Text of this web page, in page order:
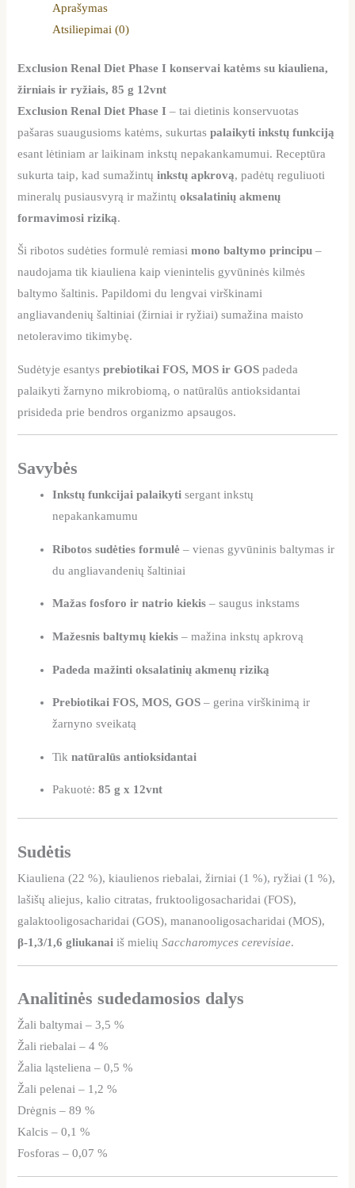
Aprašymas
Atsiliepimai (0)
Exclusion Renal Diet Phase I konservai katėms su kiauliena,
žirniais ir ryžiais, 85 g 12vnt
Exclusion Renal Diet Phase I – tai dietinis konservuotas
pašaras suaugusioms katėms, sukurtaspalaikyti inkstų funkciją
esant lėtiniam ar laikinam inkstų nepakankamumui. Receptūra
sukurta taip, kad sumažintųinkstų apkrovą, padėtų reguliuoti
mineralų pusiausvyrą ir mažintųoksalatinių akmenų
formavimosi riziką.
Ši ribotos sudėties formulė remiasimono baltymo principu –
naudojama tik kiauliena kaip vienintelis gyvūninės kilmės
baltymo šaltinis. Papildomi du lengvai virškinami
angliavandenių šaltiniai (žirniai ir ryžiai) sumažina maisto
netoleravimo tikimybę.
Sudėtyje esantysprebiotikai FOS, MOS ir GOS padeda
palaikyti žarnyno mikrobiomą, o natūralūs antioksidantai
prisideda prie bendros organizmo apsaugos.
Savybės
Inkstų funkcijai palaikyti sergant inkstų
nepakankamumu
Ribotos sudėties formulė – vienas gyvūninis baltymas ir
du angliavandenių šaltiniai
Mažas fosforo ir natrio kiekis – saugus inkstams
Mažesnis baltymų kiekis – mažina inkstų apkrovą
Padeda mažinti oksalatinių akmenų riziką
Prebiotikai FOS, MOS, GOS – gerina virškinimą ir
žarnyno sveikatą
Tiknatūralūs antioksidantai
Pakuotė:85 g x 12vnt
Sudėtis
Kiauliena (22 %), kiaulienos riebalai, žirniai (1 %), ryžiai (1 %),
lašišų aliejus, kalio citratas, fruktooligosacharidai (FOS),
galaktooligosacharidai (GOS), mananooligosacharidai (MOS),
β-1,3/1,6 gliukanai iš mieliųSaccharomyces cerevisiae.
Analitinės sudedamosios dalys
Žali baltymai – 3,5 %
Žali riebalai – 4 %
Žalia ląsteliena – 0,5 %
Žali pelenai – 1,2 %
Drėgnis – 89 %
Kalcis – 0,1 %
Fosforas – 0,07 %